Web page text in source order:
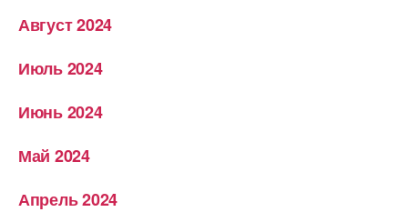
Август 2024
Июль 2024
Июнь 2024
Май 2024
Апрель 2024